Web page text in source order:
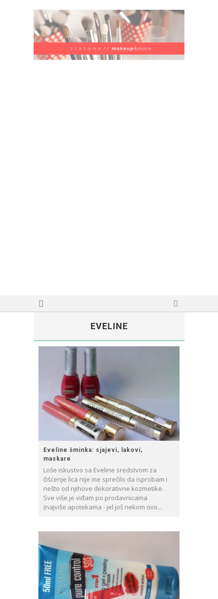
EVELINE
Eveline šminka: sjajevi, lakovi,
maskare
Loše iskustvo sa Eveline sredstvom za
čišćenje lica nije me sprečilo da isprobam i
nešto od njihove dekorativne kozmetike.
Sve više je viđam po prodavnicama
(najviše apotekama - jel još nekom ovo...